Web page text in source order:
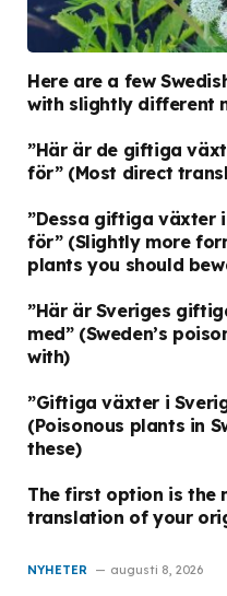
Here are a few
with slightly different
”Här är de giftiga
för”(Most direct
”Dessa giftiga växter
för”(Slightly more
plants you should
”Här är Sveriges
med”(Sweden’s
with)
”Giftiga växter i
(Poisonous plants in
these)
The first option is the
translation of your
NYHETER augusti 8, 2026